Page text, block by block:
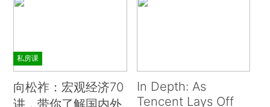
私房课
向松祚：宏观经济70
讲，带你了解国内外
In Depth: As
Tencent Lays Off